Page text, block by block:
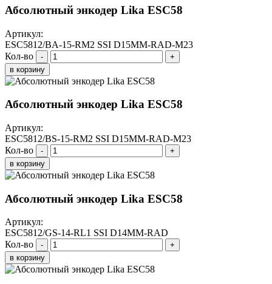
Абсолютный энкодер Lika ESC58
Артикул:
ESC5812/BA-15-RM2 SSI D15MM-RAD-M23
Кол-во
-
+
в корзину
Абсолютный энкодер Lika ESC58
Артикул:
ESC5812/BS-15-RM2 SSI D15MM-RAD-M23
Кол-во
-
+
в корзину
Абсолютный энкодер Lika ESC58
Артикул:
ESC5812/GS-14-RL1 SSI D14MM-RAD
Кол-во
-
+
в корзину